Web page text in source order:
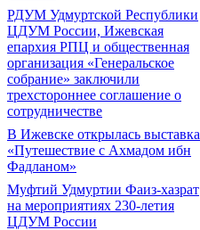
РДУМ Удмуртской Республики
ЦДУМ России, Ижевская
епархия РПЦ и общественная
организация «Генеральское
собрание» заключили
трехстороннее соглашение о
сотрудничестве
В Ижевске открылась выставка
«Путешествие с Ахмадом ибн
Фадланом»
Муфтий Удмуртии Фаиз-хазрат
на мероприятиях 230-летия
ЦДУМ России